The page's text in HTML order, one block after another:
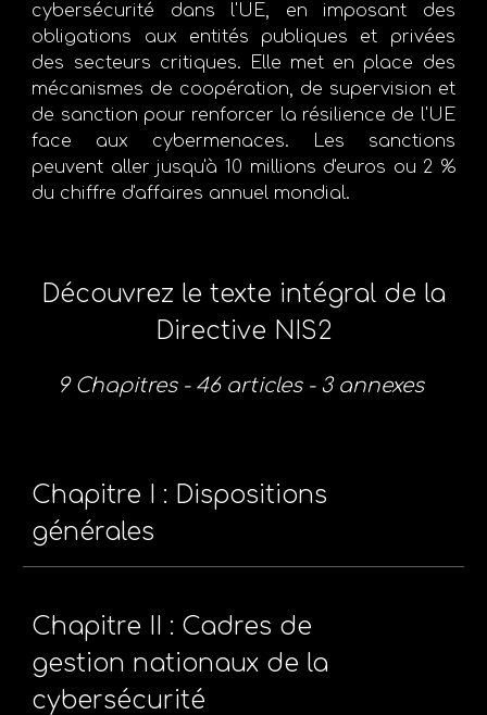
cybersécurité dans l'UE, en imposant des
obligations aux entités publiques et privées
des secteurs critiques. Elle met en place des
mécanismes de coopération, de supervision et
de sanction pour renforcer la résilience de l'UE
face aux cybermenaces. Les sanctions
peuvent aller jusqu'à 10 millions d'euros ou 2 %
du chiffre d'affaires annuel mondial.
Découvrez le texte intégral de la
Directive NIS2
9 Chapitres - 46 articles - 3 annexes
Chapitre I : Dispositions
générales
Chapitre II : Cadres de
gestion nationaux de la
cybersécurité